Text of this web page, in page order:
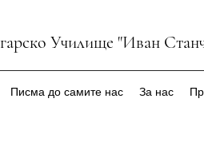
Училище "Иван
Писма до самите нас За нас